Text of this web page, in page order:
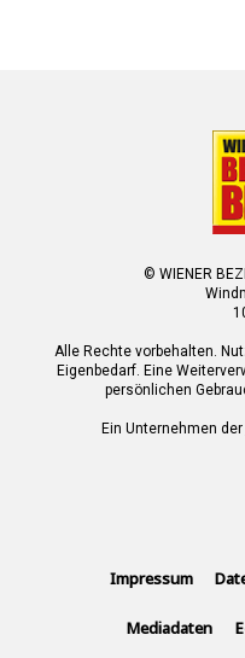
© WIENER
Alle Rechte vorbehalten.
Eigenbedarf. Eine
persönlichen
Ein Unternehmen der
Impressum
Mediadaten